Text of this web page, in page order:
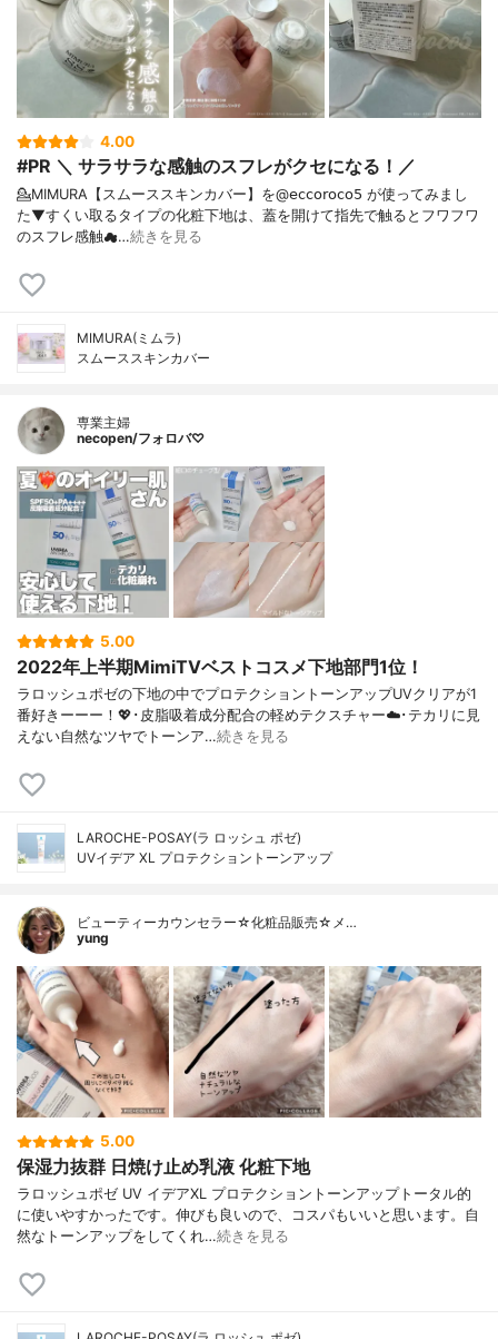
4.00
#PR ＼ サラサラな感触のスフレがクセになる！／
💁MIMURA【スムーススキンカバー】を@𝖾𝖼𝖼𝗈𝗋𝗈𝖼𝗈𝟧 が使ってみまし
た⁡⁡▼⁡すくい取るタイプの化粧下地は、蓋を開けて指先で触るとフワフワ
のスフレ感触☁…続きを見る
MIMURA(ミムラ)
スムーススキンカバー
専業主婦
necopen/フォロバ♡
5.00
2022年上半期MimiTVベストコスメ下地部門1位！
ラロッシュポゼの下地の中でプロテクショントーンアップUVクリアが1
番好きーーー！💖･皮脂吸着成分配合の軽めテクスチャー☁️･テカリに見
えない自然なツヤでトーンア…続きを見る
LAROCHE-POSAY(ラ ロッシュ ポゼ)
UVイデア XL プロテクショントーンアップ
ビューティーカウンセラー☆化粧品販売☆メ…
yung
5.00
保湿力抜群 日焼け止め乳液 化粧下地
ラロッシュポゼ UV イデアXL プロテクショントーンアップトータル的
に使いやすかったです。伸びも良いので、コスパもいいと思います。自
然なトーンアップをしてくれ…続きを見る